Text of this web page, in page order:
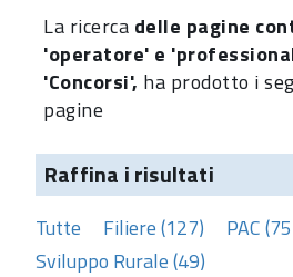
La ricerca delle pagine
'operatore' e
'Concorsi', ha prodotto i
pagine
Raffina i risultati
Tutte Filiere (127)
PAC
Sviluppo Rurale (49)